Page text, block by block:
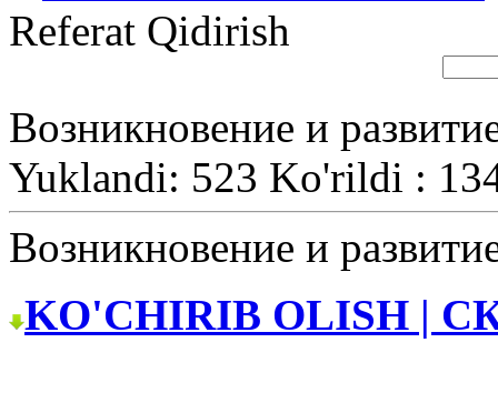
Referat Qidirish
Возникновение и
Yuklandi: 523 Ko'rildi :
Возникновение и
KO'CHIRIB OLISH |